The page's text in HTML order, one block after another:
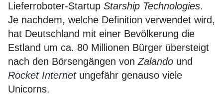
Lieferroboter-Startup Starship Technologies.
Je nachdem, welche Definition verwendet wird,
hat Deutschland mit einer Bevölkerung die
Estland um ca. 80 Millionen Bürger übersteigt
nach den Börsengängen von Zalando und
Rocket Internet ungefähr genauso viele
Unicorns.